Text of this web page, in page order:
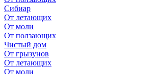
Сибиар
От летающих
От моли
От ползающих
Чистый дом
От грызунов
От летающих
От моли